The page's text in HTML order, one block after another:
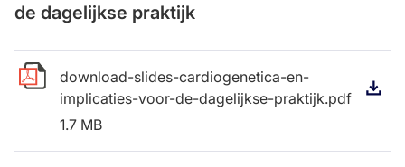
de dagelijkse praktijk
download-slides-cardiogenetica-en-
implicaties-voor-de-dagelijkse-praktijk.pdf
1.7 MB